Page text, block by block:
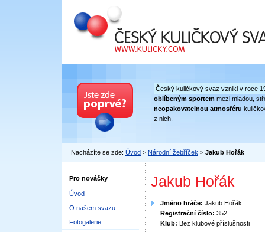
Český kuličkový svaz
Český kuličkový svaz vznikl v roce
oblíbeným sportem mezi mladou,
neopakovatelnou atmosféru
z nich.
Nacházíte se zde: Úvod > Národní žebříček > Jakub Hořák
Pro nováčky
Úvod
O našem svazu
Fotogalerie
Jakub Hořák
Jméno hráče: Jakub Hořák
Registrační číslo: 352
Klub: Bez klubové příslušnosti